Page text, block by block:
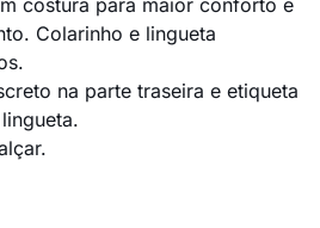
costura para maior conforto e
Colarinho e lingueta
na parte traseira e etiqueta